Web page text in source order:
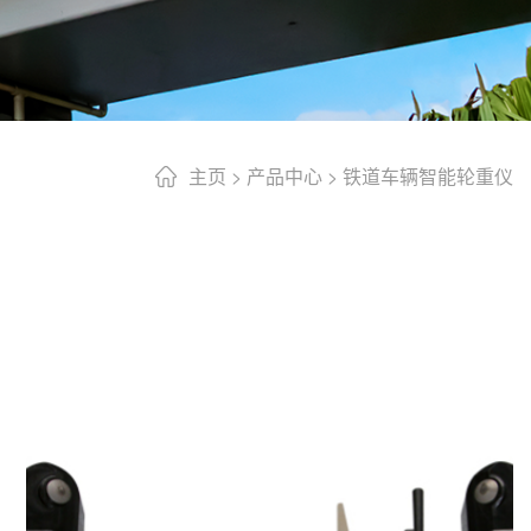
主页 > 产品中心 > 铁道车辆智能轮重仪